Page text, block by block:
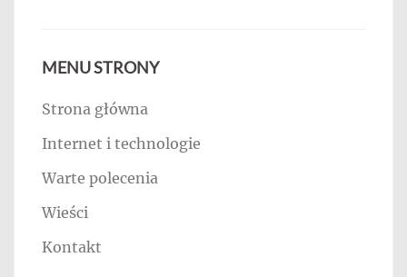
MENU STRONY
Strona główna
Internet i technologie
Warte polecenia
Wieści
Kontakt